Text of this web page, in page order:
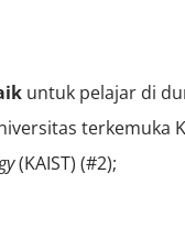
untuk pelajar di
terkemuka
(KAIST) (#2);